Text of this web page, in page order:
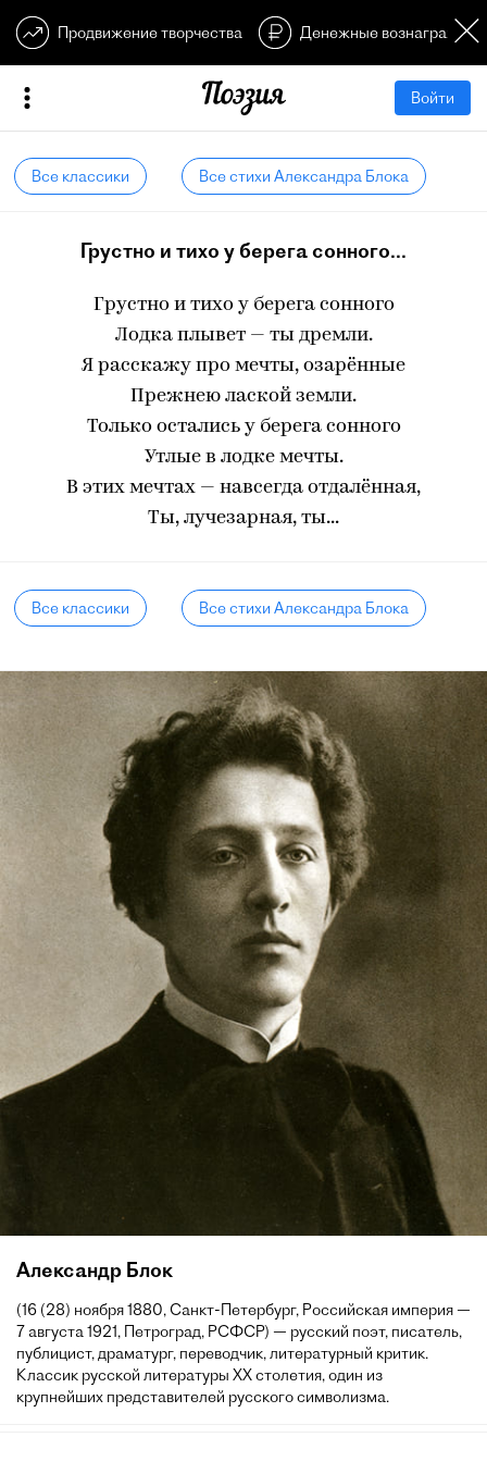
Продвижение творчества Денежные
Войти
Все классики Все стихи Александра Блока
Грустно и тихо у берега сонного...
Грустно и тихо у берега сонного
Лодка плывет — ты дремли.
Я расскажу про мечты, озарённые
Прежнею лаской земли.
Только остались у берега сонного
Утлые в лодке мечты.
В этих мечтах — навсегда отдалённая,
Ты, лучезарная, ты...
Все классики Все стихи Александра Блока
Александр Блок
(16 (28) ноября 1880, Санкт-Петербург, Российская империя —
7 августа 1921, Петроград, РСФСР) — русский поэт, писатель,
публицист, драматург, переводчик, литературный критик.
Классик русской литературы XX столетия, один из
крупнейших представителей русского символизма.